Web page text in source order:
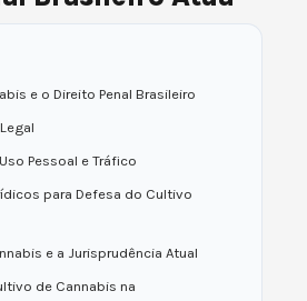
e o Direito Penal Brasileiro
Pessoal e Tráfico
para Defesa do Cultivo
e a Jurisprudência Atual
de Cannabis na